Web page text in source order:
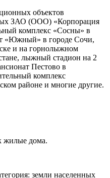
объектов
ЗАО (ООО) «Корпорация
комплекс «Сосны» в
«Южный» в городе Сочи,
и на горнолыжном
лыжный стадион на 2
Пестово в
комплекс
районе и многие другие.
жилые дома.
земли населенных